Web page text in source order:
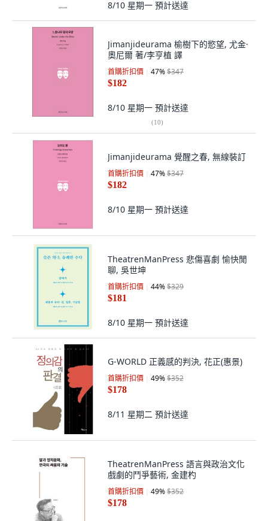
8/10 星期一 預計送達
Jimanjideurama 榆樹下的慾望, 尤金·
奧尼爾 著/李亨植 譯
首購折扣價 47%$347
$182
8/10 星期一 預計送達
(10)
Jimanjideurama 覺醒之春, 無線裝訂
首購折扣價 47%$347
$182
8/10 星期一 預計送達
TheatrenManPress 悲傷喜劇 愉快閒
聊, 吳世坤
首購折扣價 44%$329
$181
8/10 星期一 預計送達
G-WORLD 正義感的判決, 花正(惠景)
首購折扣價 49%$352
$178
8/11 星期二 預計送達
TheatrenManPress 語言與政治文化
戲劇的鬥爭藝術, 金建杓
首購折扣價 49%$352
$178